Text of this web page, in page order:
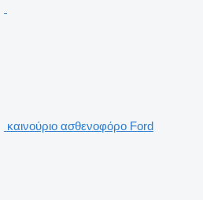
καινούριο ασθενοφόρο Ford